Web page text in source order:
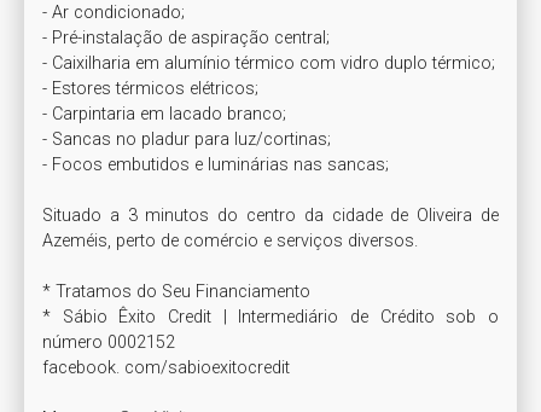
- Ar condicionado;
- Pré-instalação de aspiração central;
- Caixilharia em alumínio térmico com vidro duplo térmico;
- Estores térmicos elétricos;
- Carpintaria em lacado branco;
- Sancas no pladur para luz/cortinas;
- Focos embutidos e luminárias nas sancas;
Situado a 3 minutos do centro da cidade de Oliveira de
Azeméis, perto de comércio e serviços diversos.
* Tratamos do Seu Financiamento
* Sábio Êxito Credit | Intermediário de Crédito sob o
número 0002152
facebook. com/sabioexitocredit